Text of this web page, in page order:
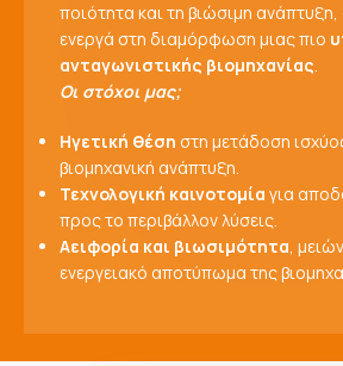
ποιότητα και τη βιώσιμη
ενεργά στη διαμόρφωση μιας πιο
ανταγωνιστικής βιομηχανίας.
Οι στόχοι μας;
Ηγετική θέση στη μετάδοση
βιομηχανική ανάπτυξη.
Τεχνολογική καινοτομία για
προς το περιβάλλον λύσεις.
Αειφορία και βιωσιμότητα,
ενεργειακό αποτύπωμα της